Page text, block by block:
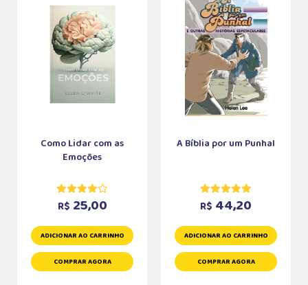
Como Lidar com as
Emoções
R$ 25,00
ADICIONAR AO CARRINHO
COMPRAR AGORA
A Bíblia por um Punhal
R$ 44,20
ADICIONAR AO CARRINHO
COMPRAR AGORA